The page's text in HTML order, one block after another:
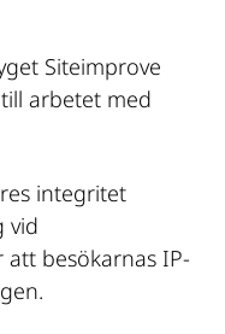
Siteimprove
arbetet med
integritet
vid
besökarnas IP-